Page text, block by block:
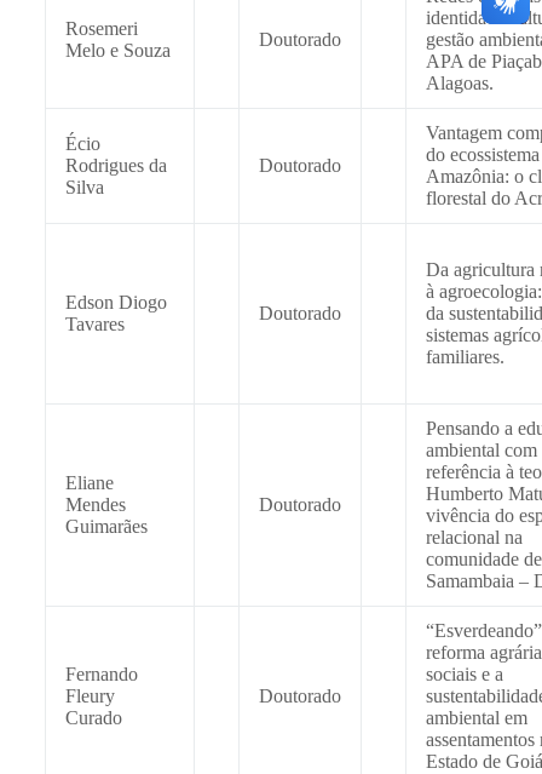
Rosemeri
Melo e Souza
Doutorado
identidade
gestão
APA de
Alagoas.
Écio
Rodrigues da
Silva
Doutorado
Vantagem
do
Amazônia: o
florestal do
Edson Diogo
Tavares
Doutorado
Da agricultura
à
da
sistemas
familiares.
Eliane
Mendes
Guimarães
Doutorado
Pensando a
ambiental com
referência à
Humberto
vivência do
relacional na
comunidade de
Samambaia –
Fernando
Fleury
Curado
Doutorado
reforma
sociais e a
ambiental em
Estado de